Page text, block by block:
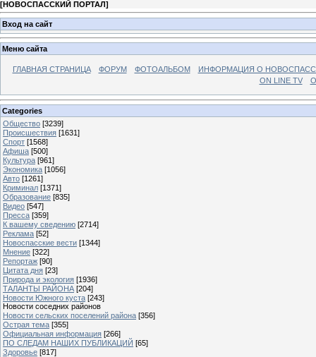
[НОВОСПАССКИЙ ПОРТАЛ]
Вход на сайт
Меню сайта
ГЛАВНАЯ СТРАНИЦА ФОРУМ ФОТОАЛЬБОМ
ИНФОРМАЦИЯ О
ON LINE TV
Categories
Общество [3239]
Происшествия [1631]
Спорт [1568]
Афиша [500]
Культура [961]
Экономика [1056]
Авто [1261]
Криминал [1371]
Образование [835]
Видео [547]
Пресса [359]
К вашему сведению [2714]
Реклама [52]
Новоспасские вести [1344]
Мнение [322]
Репортаж [90]
Цитата дня [23]
Природа и экология [1936]
ТАЛАНТЫ РАЙОНА [204]
Новости Южного куста [243]
Новости соседних районов
Новости сельских поселений района [356]
Острая тема [355]
Официальная информация [266]
ПО СЛЕДАМ НАШИХ ПУБЛИКАЦИЙ [65]
Здоровье [817]